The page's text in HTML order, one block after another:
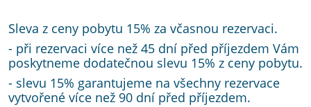
Sleva z ceny pobytu 15% za včasnou rezervaci.
- při rezervaci více než 45 dní před příjezdem Vám
poskytneme dodatečnou slevu 15% z ceny pobytu.
- slevu 15% garantujeme na všechny rezervace
vytvořené více než 90 dní před příjezdem.